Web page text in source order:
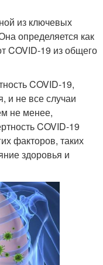
из ключевых
определяется как
COVID-19 из общего
COVID-19,
и не все случаи
не менее,
COVID-19
факторов, таких
здоровья и